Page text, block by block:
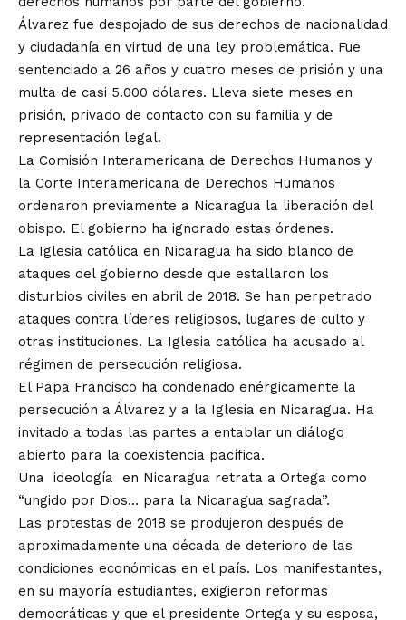
Álvarez fue despojado de sus derechos de nacionalidad
y ciudadanía en virtud de una ley problemática. Fue
sentenciado a 26 años y cuatro meses de prisión y una
multa de casi 5.000 dólares. Lleva siete meses en
prisión, privado de contacto con su familia y de
representación legal.
La Comisión Interamericana de Derechos Humanos y
la Corte Interamericana de Derechos Humanos
ordenaron previamente a Nicaragua la liberación del
obispo. El gobierno ha ignorado estas órdenes.
La Iglesia católica en Nicaragua ha sido blanco de
ataques del gobierno desde que estallaron los
disturbios civiles en abril de 2018. Se han perpetrado
ataques contra líderes religiosos, lugares de culto y
otras instituciones. La Iglesia católica ha acusado al
régimen de persecución religiosa.
El Papa Francisco ha condenado enérgicamente la
persecución a Álvarez y a la Iglesia en Nicaragua. Ha
invitado a todas las partes a entablar un diálogo
abierto para la coexistencia pacífica.
Una ideología en Nicaragua retrata a Ortega como
“ungido por Dios… para la Nicaragua sagrada”.
Las protestas de 2018 se produjeron después de
aproximadamente una década de deterioro de las
condiciones económicas en el país. Los manifestantes,
en su mayoría estudiantes, exigieron reformas
democráticas y que el presidente Ortega y su esposa,